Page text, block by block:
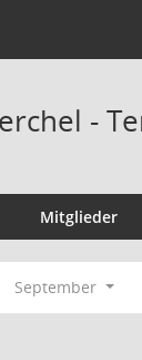
-
Mitglieder
September